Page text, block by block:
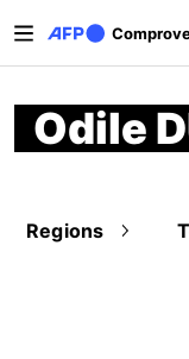
Odile
Regions